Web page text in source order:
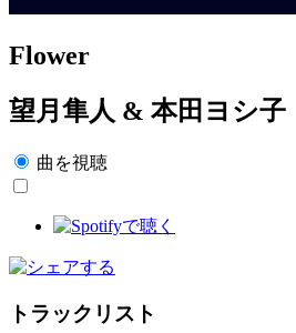
Flower
望月隼人 & 本田ヨシ子
曲を視聴
トラックリスト